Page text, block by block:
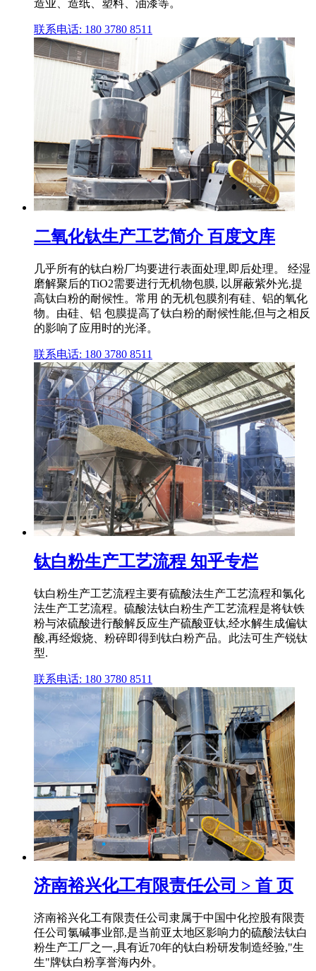
造业、造纸、塑料、油漆等。
联系电话: 180 3780 8511
二氧化钛生产工艺简介 百度文库
几乎所有的钛白粉厂均要进行表面处理,即后处理。 经湿
磨解聚后的TiO2需要进行无机物包膜, 以屏蔽紫外光,提
高钛白粉的耐候性。常用 的无机包膜剂有硅、铝的氧化
物。由硅、铝 包膜提高了钛白粉的耐候性能,但与之相反
的影响了应用时的光泽。
联系电话: 180 3780 8511
钛白粉生产工艺流程 知乎专栏
钛白粉生产工艺流程主要有硫酸法生产工艺流程和氯化
法生产工艺流程。硫酸法钛白粉生产工艺流程是将钛铁
粉与浓硫酸进行酸解反应生产硫酸亚钛,经水解生成偏钛
酸,再经煅烧、粉碎即得到钛白粉产品。此法可生产锐钛
型.
联系电话: 180 3780 8511
济南裕兴化工有限责任公司 > 首 页
济南裕兴化工有限责任公司隶属于中国中化控股有限责
任公司氯碱事业部,是当前亚太地区影响力的硫酸法钛白
粉生产工厂之一,具有近70年的钛白粉研发制造经验,"生
生"牌钛白粉享誉海内外。